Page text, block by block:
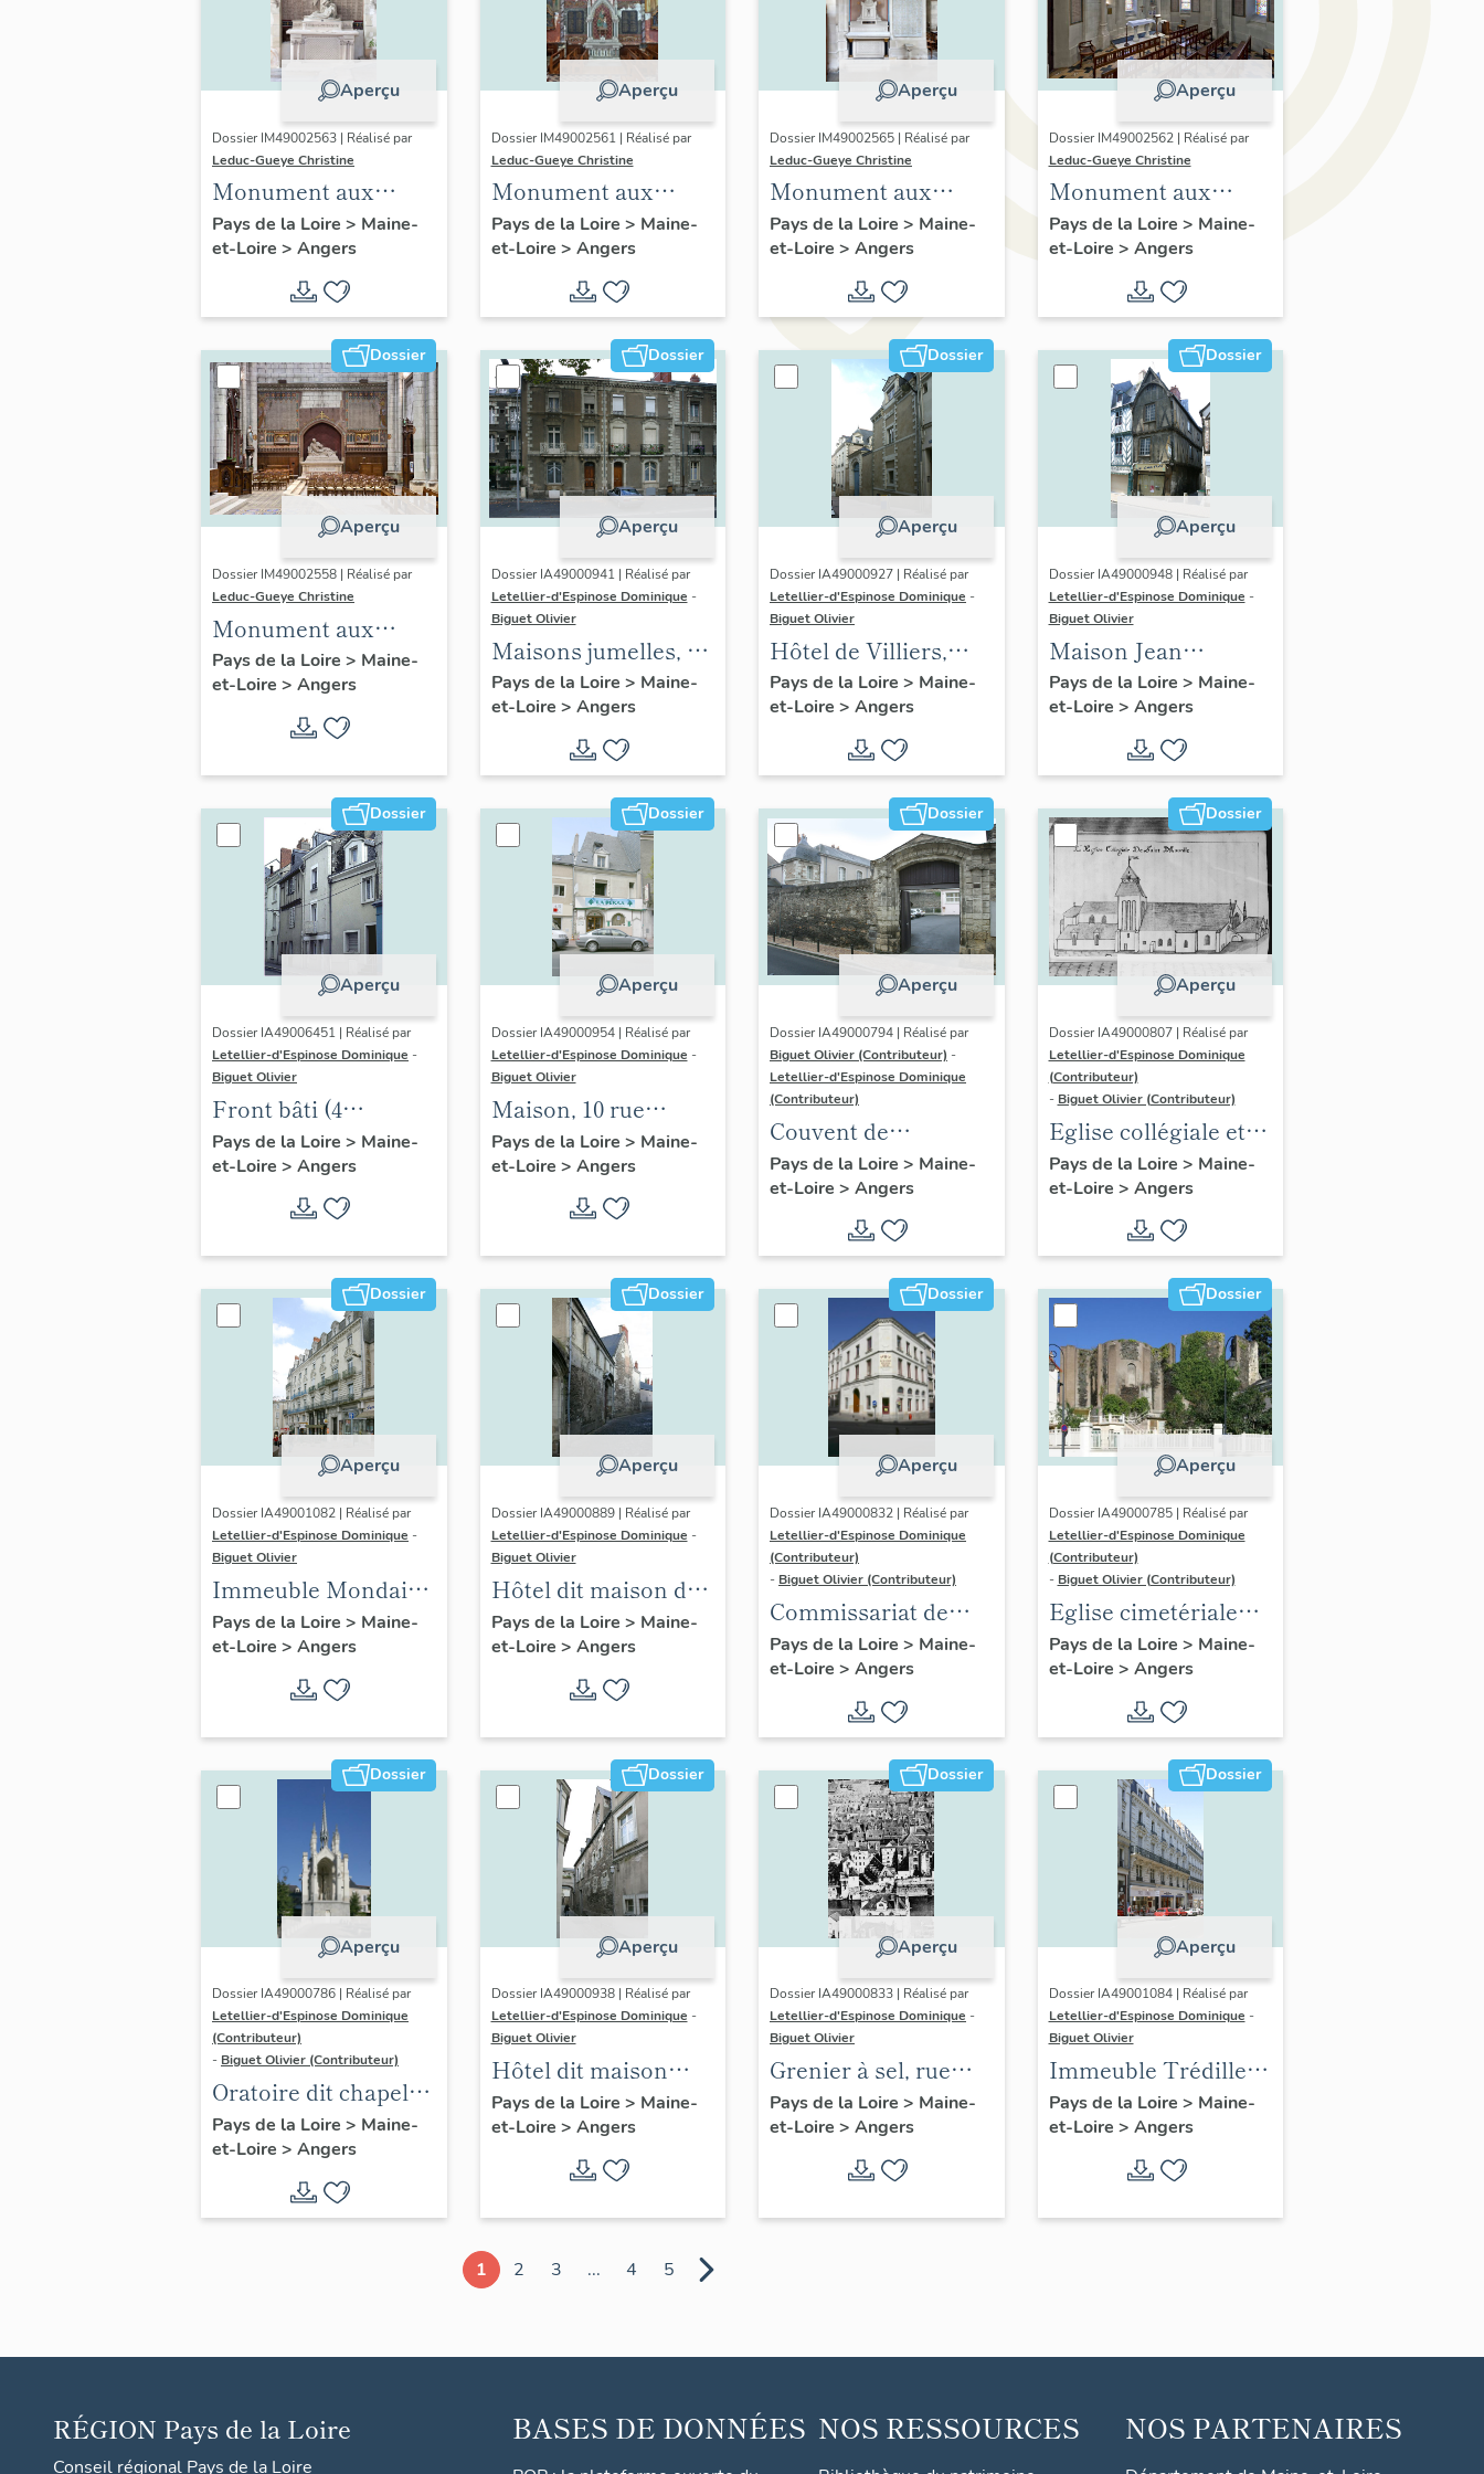
Aperçu
Dossier IM49002563 | Réalisé par
Leduc-Gueye Christine
Monument aux
morts, église
paroissiale Sainte-
Madeleine d'Angers
Pays de la Loire > Maine-
et-Loire > Angers
Aperçu
Dossier IM49002561 | Réalisé par
Leduc-Gueye Christine
Monument aux
morts, église
paroissiale Sainte-
Thérèse d'Angers
Pays de la Loire > Maine-
et-Loire > Angers
Aperçu
Dossier IM49002565 | Réalisé par
Leduc-Gueye Christine
Monument aux
morts, église
paroissiale Saint-
Antoine d'Angers
Pays de la Loire > Maine-
et-Loire > Angers
Aperçu
Dossier IM49002562 | Réalisé par
Leduc-Gueye Christine
Monument aux
morts, église
paroissiale Notre-
Dame-des-Victoires
d'Angers
Pays de la Loire > Maine-
et-Loire > Angers
Dossier
Aperçu
Dossier IM49002558 | Réalisé par
Leduc-Gueye Christine
Monument aux
morts, église
paroissiale Saint-
Joseph d'Angers
Pays de la Loire > Maine-
et-Loire > Angers
Dossier
Aperçu
Dossier IA49000941 | Réalisé par
Letellier-d'Espinose Dominique -
Biguet Olivier
Maisons jumelles, 12
bis, 12 ter boulevard
Arago
Pays de la Loire > Maine-
et-Loire > Angers
Dossier
Aperçu
Dossier IA49000927 | Réalisé par
Letellier-d'Espinose Dominique -
Biguet Olivier
Hôtel de Villiers,
puis de Contades, 9
rue Saint-Georges
Pays de la Loire > Maine-
et-Loire > Angers
Dossier
Aperçu
Dossier IA49000948 | Réalisé par
Letellier-d'Espinose Dominique -
Biguet Olivier
Maison Jean
Chaillou, 59 rue
Beaurepaire
Pays de la Loire > Maine-
et-Loire > Angers
Dossier
Aperçu
Dossier IA49006451 | Réalisé par
Letellier-d'Espinose Dominique -
Biguet Olivier
Front bâti (4
maisons), 27 à 33 rue
Boreau
Pays de la Loire > Maine-
et-Loire > Angers
Dossier
Aperçu
Dossier IA49000954 | Réalisé par
Letellier-d'Espinose Dominique -
Biguet Olivier
Maison, 10 rue
Boisnet
Pays de la Loire > Maine-
et-Loire > Angers
Dossier
Aperçu
Dossier IA49000794 | Réalisé par
Biguet Olivier (Contributeur) -
Letellier-d'Espinose Dominique
(Contributeur)
Couvent de
carmélites dit Le
Carmel, 37 à 41 rue
Lionnaise
Pays de la Loire > Maine-
et-Loire > Angers
Dossier
Aperçu
Dossier IA49000807 | Réalisé par
Letellier-d'Espinose Dominique
(Contributeur)
- Biguet Olivier (Contributeur)
Eglise collégiale et
paroissiale Notre-
Dame et Saint-
Maurille
Pays de la Loire > Maine-
et-Loire > Angers
Dossier
Aperçu
Dossier IA49001082 | Réalisé par
Letellier-d'Espinose Dominique -
Biguet Olivier
Immeuble Mondain,
à 2 unités
distributives, 67-69
rue Saint-Laud
Pays de la Loire > Maine-
et-Loire > Angers
Dossier
Aperçu
Dossier IA49000889 | Réalisé par
Letellier-d'Espinose Dominique -
Biguet Olivier
Hôtel dit maison de
Cunault, puis maison
canoniale Saint-
Maurille
Pays de la Loire > Maine-
et-Loire > Angers
Dossier
Aperçu
Dossier IA49000832 | Réalisé par
Letellier-d'Espinose Dominique
(Contributeur)
- Biguet Olivier (Contributeur)
Commissariat de
police, actuellement
école maternelle, 2
rue Millet
Pays de la Loire > Maine-
et-Loire > Angers
Dossier
Aperçu
Dossier IA49000785 | Réalisé par
Letellier-d'Espinose Dominique
(Contributeur)
- Biguet Olivier (Contributeur)
Eglise cimetériale
Saint-Laurent,
actuellement
entrepôt municipal
Pays de la Loire > Maine-
et-Loire > Angers
Dossier
Aperçu
Dossier IA49000786 | Réalisé par
Letellier-d'Espinose Dominique
(Contributeur)
- Biguet Olivier (Contributeur)
Oratoire dit chapelle
Notre-Dame-de-Pitié,
puis reposoir du
Tertre-Saint-
Laurent, place du
Pays de la Loire > Maine-
et-Loire > Angers
Dossier
Aperçu
Dossier IA49000938 | Réalisé par
Letellier-d'Espinose Dominique -
Biguet Olivier
Hôtel dit maison
canoniale Saint-
Laurent, 6-8 rue du
Pays de la Loire > Maine-
et-Loire > Angers
Dossier
Aperçu
Dossier IA49000833 | Réalisé par
Letellier-d'Espinose Dominique -
Biguet Olivier
Grenier à sel, rue
Garnier ; impasse
Grainetière
Pays de la Loire > Maine-
et-Loire > Angers
Dossier
Aperçu
Dossier IA49001084 | Réalisé par
Letellier-d'Espinose Dominique -
Biguet Olivier
Immeuble Trédille, à
2 unités distributives
Pays de la Loire > Maine-
et-Loire > Angers
1 2 3 ... 4 5
RÉGION Pays de la Loire
Conseil régional Pays de la Loire
BASES DE DONNÉES NOS RESSOURCES NOS PARTENAIRES